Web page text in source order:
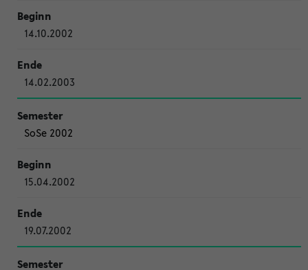
14.10.2002
14.02.2003
SoSe 2002
15.04.2002
19.07.2002